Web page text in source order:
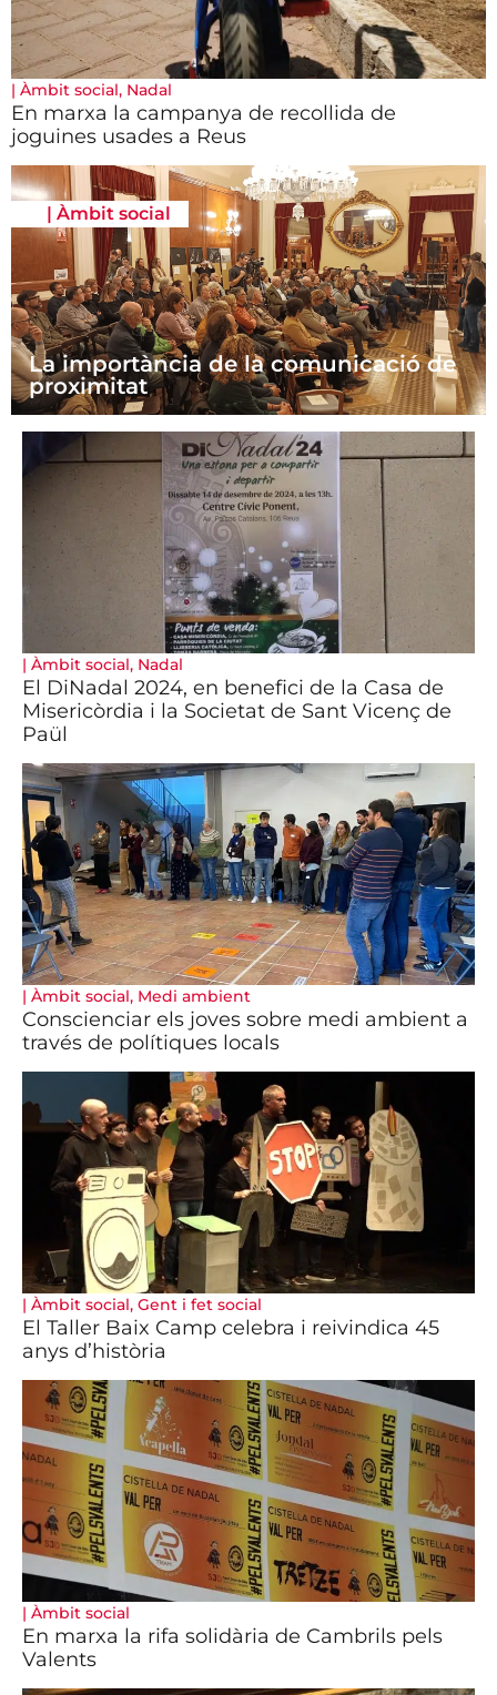
| Àmbit social, Nadal
En marxa la campanya de recollida de
joguines usades a Reus
| Àmbit social
La importància de la comunicació de
proximitat
| Àmbit social, Nadal
El DiNadal 2024, en benefici de la Casa de
Misericòrdia i la Societat de Sant Vicenç de
Paül
| Àmbit social, Medi ambient
Conscienciar els joves sobre medi ambient a
través de polítiques locals
| Àmbit social, Gent i fet social
El Taller Baix Camp celebra i reivindica 45
anys d’història
| Àmbit social
En marxa la rifa solidària de Cambrils pels
Valents